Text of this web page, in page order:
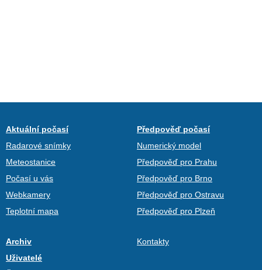
Aktuální počasí
Radarové snímky
Meteostanice
Počasí u vás
Webkamery
Teplotní mapa
Předpověď počasí
Numerický model
Předpověď pro Prahu
Předpověď pro Brno
Předpověď pro Ostravu
Předpověď pro Plzeň
Archiv
Uživatelé
Kontakty